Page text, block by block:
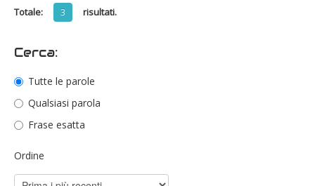
Totale: 3 risultati.
Cerca:
Tutte le parole
Qualsiasi parola
Frase esatta
Ordine